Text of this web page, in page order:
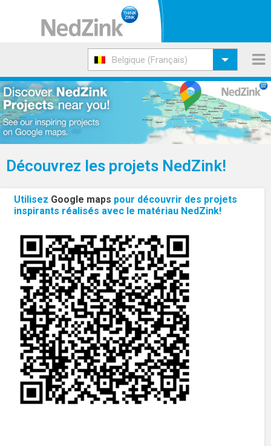
Belgique (Français)
Découvrez les projets NedZink!
Utilisez Google maps pour découvrir des projets
inspirants réalisés avec le matériau NedZink!